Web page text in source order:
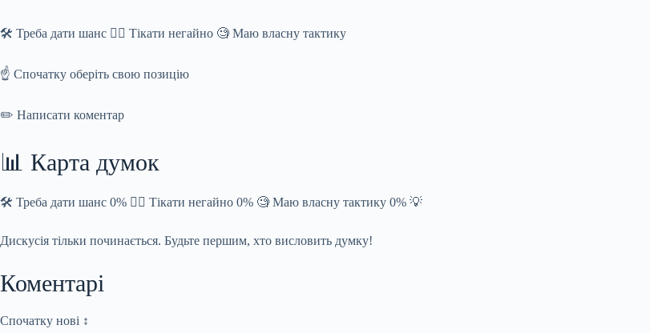
🛠️ Треба дати шанс 🏃‍♂️ Тікати негайно 🧐 Маю власну тактику
☝️ Спочатку оберіть свою позицію
✏️ Написати коментар
📊 Карта думок
🛠️ Треба дати шанс 0% 🏃‍♂️ Тікати негайно 0% 🧐 Маю власну тактику 0% 💡
Дискусія тільки починається. Будьте першим, хто висловить думку!
Коментарі
Спочатку нові ↕